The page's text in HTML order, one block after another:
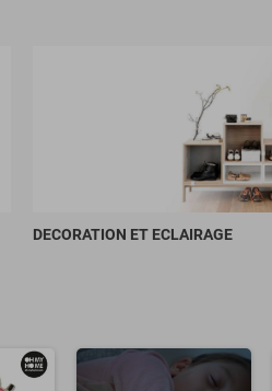
DECORATION ET ECLAIRAGE